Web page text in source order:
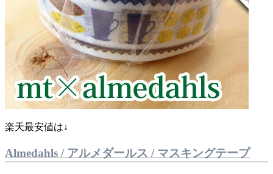
楽天最安値は↓
Almedahls / アルメダールス / マスキングテープ